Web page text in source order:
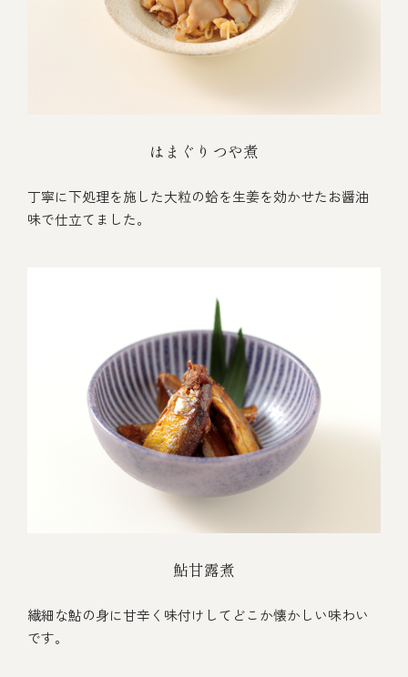
はまぐりつや煮
丁寧に下処理を施した大粒の蛤を生姜を効かせたお醤油
味で仕立てました。
鮎甘露煮
繊細な鮎の身に甘辛く味付けしてどこか懐かしい味わい
です。